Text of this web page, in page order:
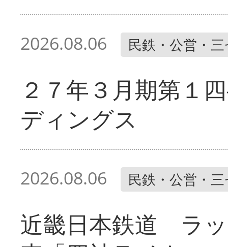
2026.08.06 民鉄・公営・
２７年３月期第１
ディングス
2026.08.06 民鉄・公営・
近畿日本鉄道 ラ